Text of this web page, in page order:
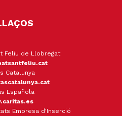
Feliu de Llobregat
Catalunya
Española
Empresa d'Inserció